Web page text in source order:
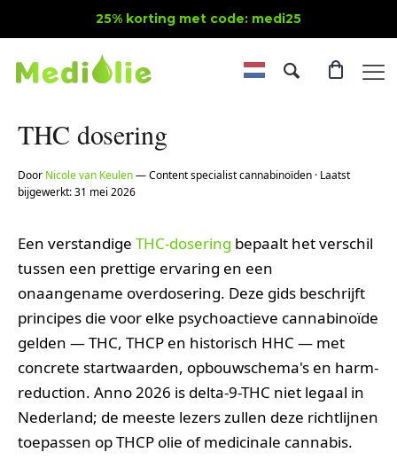
25% korting met code: medi25
THC dosering
Door Nicole van Keulen— Content specialist cannabinoïden · Laatst
bijgewerkt: 31 mei 2026
Een verstandige THC-dosering bepaalt het verschil
tussen een prettige ervaring en een
onaangename overdosering. Deze gids beschrijft
principes die voor elke psychoactieve cannabinoïde
gelden — THC, THCP en historisch HHC — met
concrete startwaarden, opbouwschema's en harm-
reduction. Anno 2026 is delta-9-THC niet legaal in
Nederland; de meeste lezers zullen deze richtlijnen
toepassen op THCP olie of medicinale cannabis.